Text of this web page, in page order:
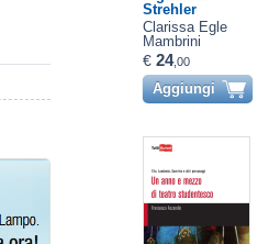
Strehler
Clarissa Egle
Mambrini
€ 24,00
Aggiungi